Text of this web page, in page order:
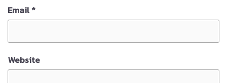
Email*
Website